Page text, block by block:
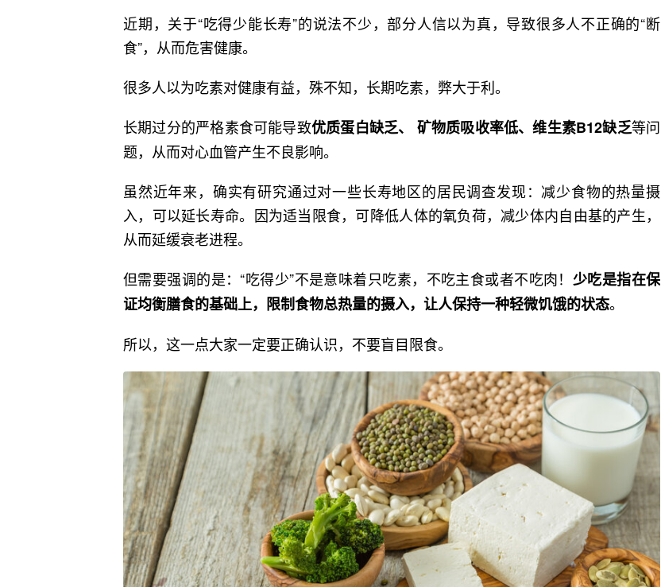
近期，关于“吃得少能长寿”的说法不少，部分人信以为真，导致很多人不正确的“断
食”，从而危害健康。
很多人以为吃素对健康有益，殊不知，长期吃素，弊大于利。
长期过分的严格素食可能导致优质蛋白缺乏、 矿物质吸收率低、维生素B12缺乏等问
题，从而对心血管产生不良影响。
虽然近年来，确实有研究通过对一些长寿地区的居民调查发现：减少食物的热量摄
入，可以延长寿命。因为适当限食，可降低人体的氧负荷，减少体内自由基的产生，
从而延缓衰老进程。
但需要强调的是：“吃得少”不是意味着只吃素，不吃主食或者不吃肉！ 少吃是指在保
证均衡膳食的基础上，限制食物总热量的摄入，让人保持一种轻微饥饿的状态。
所以，这一点大家一定要正确认识，不要盲目限食。